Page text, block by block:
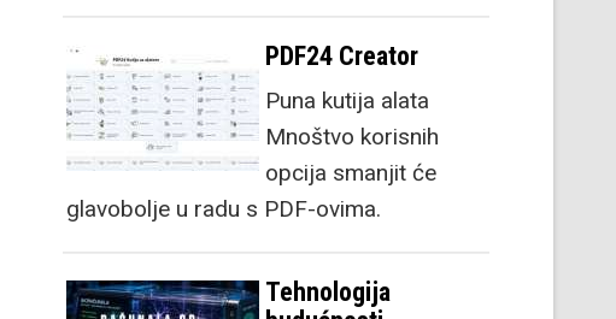
PDF24 Creator
Puna kutija alata
Mnoštvo korisnih
opcija smanjit će
glavobolje u radu s PDF-ovima.
Tehnologija